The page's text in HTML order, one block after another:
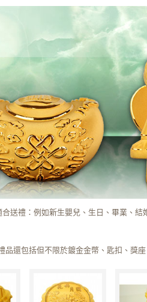
送禮：例如新生嬰兒、生日、畢業、
還包括但不限於鍍金金幣、匙扣、獎座